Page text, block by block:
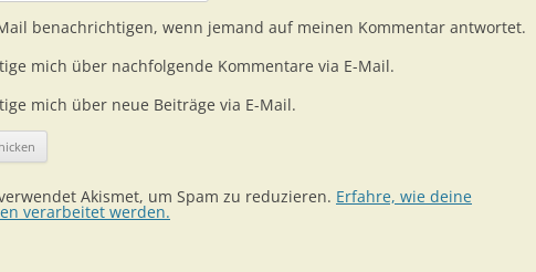
benachrichtigen, wenn jemand auf meinen Kommentar antwortet.
mich über nachfolgende Kommentare via E-Mail.
mich über neue Beiträge via E-Mail.
Akismet, um Spam zu reduzieren. Erfahre, wie deine
verarbeitet werden.